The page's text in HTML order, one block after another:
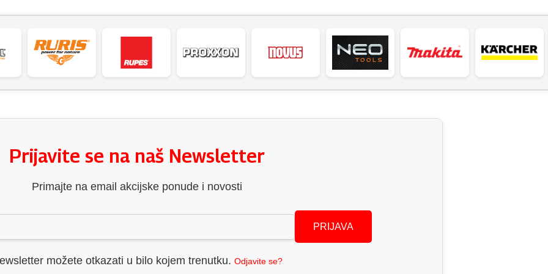
Prijavite se na naš Newsletter
Primajte na email akcijske ponude i novosti
PRIJAVA
možete otkazati u bilo kojem trenutku. Odjavite se?